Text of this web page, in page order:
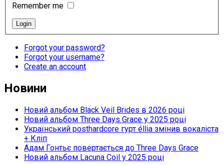
Remember me
Forgot your password?
Forgot your username?
Create an account
Новини
Новий альбом Black Veil Brides в 2026 році
Новий альбом Three Days Grace у 2025 році
Український posthardcore гурт éllia змінив вокаліста
+ Кліп
Адам Гонтьє повертається до Three Days Grace
Новий альбом Lacuna Coil у 2025 році